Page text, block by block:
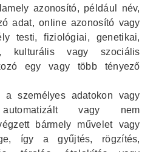
azonosító, például név,
adat, online azonosító vagy
testi, fiziológiai, genetikai,
kulturális vagy szociális
egy vagy több tényező
a személyes adatokon vagy
automatizált vagy nem
bármely művelet vagy
így a gyűjtés, rögzítés,